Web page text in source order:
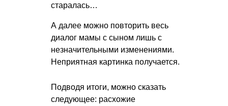
старалась…
А далее можно повторить весь
диалог мамы с сыном лишь с
незначительными изменениями.
Неприятная картинка получается.
Подводя итоги, можно сказать
следующее: расхожие